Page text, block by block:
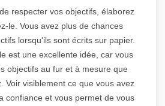
respecter vos objectifs, élaborez
le. Vous avez plus de chances
lorsqu'ils sont écrits sur papier.
est une excellente idée, car vous
objectifs au fur et à mesure que
Voir visiblement ce que vous avez
confiance et vous permet de vous